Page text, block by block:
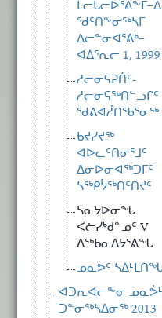
ᖁᑦᑎᖕᓂᖅᓴᒥ
ᐃᓕᓐᓂᐊᕐᕕᒃ−
ᐊᐃᕐᕆᓕ 1, 1999
ᓱᓕᓂᕋᕈᑏᑦ-
ᓱᓕᓂᕋᖅᑎᓪᓗᒋᑦ
ᖁᕕᐊᓲᑎᖃᕐᓂᖅ
ᑲᔪᓯᔪᖅ
ᐊᐅᓚᑦᑎᓂᕐᒧᑦ
ᐃᓂᐅᓂᐊᖅᑐᒥᑦ
ᓴᖅᑭᔮᖅᑎᑦᑎᔪᑦ
ᓴᓇᔭᐅᓂᖓ
ᐸᓖᓯᒃᑯᓐᓄᑦ V
ᐃᖅᑲᓇᐃᔭᕐᕕᖓ
ᓄᓇᕗᑦ
ᐊᑐᕆᐊᓕᖕᓂ
ᑐᓐᓂᖅᓴᐃᓂᖅ 2013